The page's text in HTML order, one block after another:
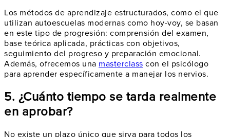
Los métodos de aprendizaje estructurados, como el que
utilizan autoescuelas modernas como hoy-voy, se basan
en este tipo de progresión: comprensión del examen,
base teórica aplicada, prácticas con objetivos,
seguimiento del progreso y preparación emocional.
Además, ofrecemos una masterclass con el psicólogo
para aprender específicamente a manejar los nervios.
5. ¿Cuánto tiempo se tarda realmente
en aprobar?
No existe un plazo único que sirva para todos los